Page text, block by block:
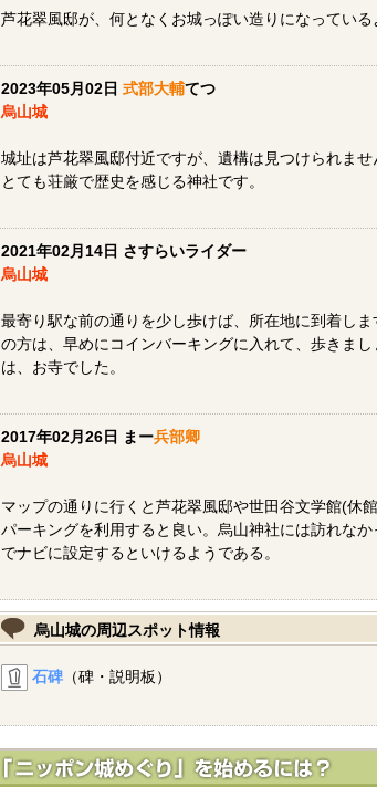
芦花翠風邸が、何となくお城っぽい造りになっている
2023年05月02日 式部大輔てつ
烏山城
城址は芦花翠風邸付近ですが、遺構は見つけられませ
とても荘厳で歴史を感じる神社です。
2021年02月14日 さすらいライダー
烏山城
最寄り駅な前の通りを少し歩けば、所在地に到着し
の方は、早めにコインバーキングに入れて、歩きま
は、お寺でした。
2017年02月26日 まー兵部卿
烏山城
マップの通りに行くと芦花翠風邸や世田谷文学館(休
パーキングを利用すると良い。烏山神社には訪れなか
でナビに設定するといけるようである。
烏山城の周辺スポット情報
石碑（碑・説明板）